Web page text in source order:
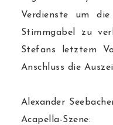
Verdienste um
Stimmgabel zu
Stefans letztem
Anschluss die
Alexander
Acapella-Szene: